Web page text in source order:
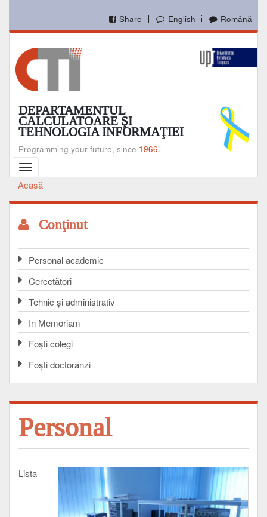
conţinutul
English Română
Share
DEPARTAMENTUL
CALCULATOARE ŞI
TEHNOLOGIA INFORMAŢIEI
Programming your future, since 1966.
Toggle
navigation
Breadcrumb
Acasă
Conţinut
Personal academic
Cercetători
Tehnic și administrativ
In Memoriam
Foşti colegi
Foşti doctoranzi
Personal
Lista